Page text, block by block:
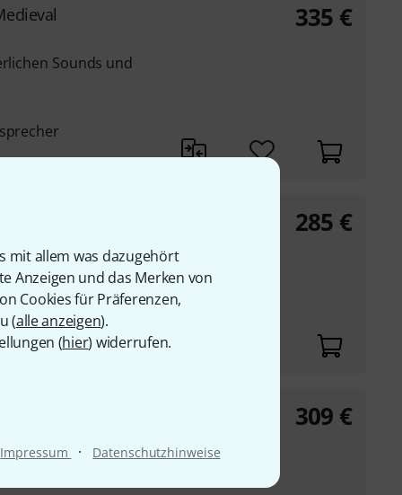
mit allem was dazugehört
Anzeigen und das Merken von
Cookies für Präferenzen,
(alle anzeigen).
(hier) widerrufen.
Impressum · Datenschutzhinweise
Sounds und
335 €
Slots
285 €
B-Stock 309 €